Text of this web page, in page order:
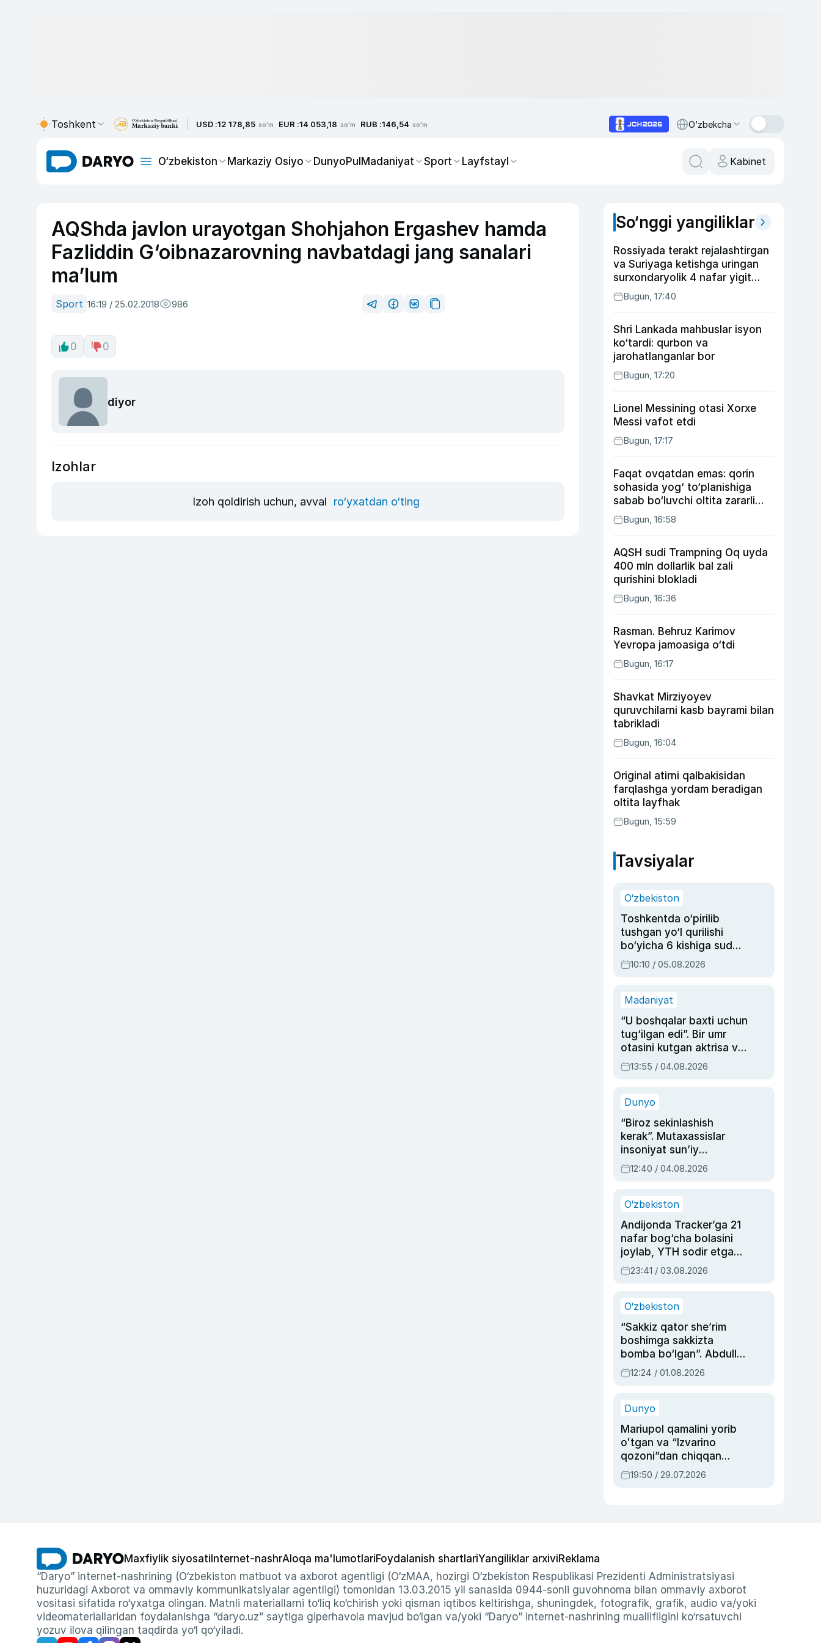
Toshkent USD :12 178,85 so'm EUR :14 053,18 so'm RUB :146,54 so'm O‘zbekcha
O‘zbekiston Markaziy Osiyo DunyoPulMadaniyat Sport Layfstayl Kabinet
AQShda javlon urayotgan Shohjahon Ergashev hamda
Fazliddin G‘oibnazarovning navbatdagi jang sanalari
ma’lum
Sport 16:19 / 25.02.2018 986
0 0
diyor
Izohlar
Izoh qoldirish uchun, avval ro‘yxatdan o‘ting
So‘nggi yangiliklar
Rossiyada terakt rejalashtirgan
va Suriyaga ketishga uringan
surxondaryolik 4 nafar yigit
qamaldi
Bugun, 17:40
Shri Lankada mahbuslar isyon
ko‘tardi: qurbon va
jarohatlanganlar bor
Bugun, 17:20
Lionel Messining otasi Xorxe
Messi vafot etdi
Bugun, 17:17
Faqat ovqatdan emas: qorin
sohasida yog‘ to‘planishiga
sabab bo‘luvchi oltita zararli
odatBugun, 16:58
AQSH sudi Trampning Oq uyda
400 mln dollarlik bal zali
qurishini blokladi
Bugun, 16:36
Rasman. Behruz Karimov
Yevropa jamoasiga o‘tdi
Bugun, 16:17
Shavkat Mirziyoyev
quruvchilarni kasb bayrami bilan
tabrikladi
Bugun, 16:04
Original atirni qalbakisidan
farqlashga yordam beradigan
oltita layfhak
Bugun, 15:59
Tavsiyalar
O‘zbekiston
Toshkentda o‘pirilib
tushgan yo‘l qurilishi
bo‘yicha 6 kishiga sud
hukmi o‘qildi
10:10 / 05.08.2026
Madaniyat
“U boshqalar baxti uchun
tug‘ilgan edi”. Bir umr
otasini kutgan aktrisa va
dublyaj ustasi Rimma
Ahmedovaning
13:55 / 04.08.2026
Dunyo
“Biroz sekinlashish
kerak”. Mutaxassislar
insoniyat sun’iy
intellektni boshqara
olmay qolishidan xavotir
12:40 / 04.08.2026
O‘zbekiston
Andijonda Tracker’ga 21
nafar bog‘cha bolasini
joylab, YTH sodir etgan
ayolga sud hukmi o‘qildi
23:41 / 03.08.2026
O‘zbekiston
“Sakkiz qator she’rim
boshimga sakkizta
bomba bo‘lgan”. Abdulla
Oripovni siyosiy
ayblovlardan asrab
12:24 / 01.08.2026
Dunyo
Mariupol qamalini yorib
oʻtgan va “Izvarino
qozoni”dan chiqqan
qahramon — Ukraina
armiyasi bosh
19:50 / 29.07.2026
Maxfiylik siyosati Internet-nashrAloqa ma'lumotlariFoydalanish shartlariYangiliklar arxiviReklama
“Daryo” internet-nashrining (O‘zbekiston matbuot va axborot agentligi (O‘zMAA, hozirgi O‘zbekiston Respublikasi Prezidenti Administratsiyasi
huzuridagi Axborot va ommaviy kommunikatsiyalar agentligi) tomonidan 13.03.2015 yil sanasida 0944-sonli guvohnoma bilan ommaviy axborot
vositasi sifatida ro‘yxatga olingan. Matnli materiallarni to‘liq ko‘chirish yoki qisman iqtibos keltirishga, shuningdek, fotografik, grafik, audio va/yoki
videomateriallaridan foydalanishga “daryo.uz” saytiga giperhavola mavjud bo‘lgan va/yoki “Daryo” internet-nashrining muallifligini ko‘rsatuvchi
yozuv ilova qilingan taqdirda yo‘l qo‘yiladi.